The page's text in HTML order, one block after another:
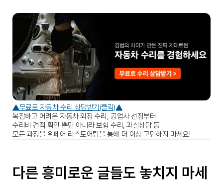
▲무료로 자동차 수리 상담받기(클릭)▲
복잡하고 어려운 자동차 외장 수리, 공업사 선정부터
수리비 견적 확인 뿐만 아니라 보험 수리, 과실상담 등
모든 과정을 위페어 리스토어팀을 통해 더 이상 고민하지 마세요!
다른 흥미로운 글들도 놓치지 마세